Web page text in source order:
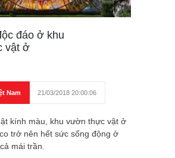
đáo ở khu
vật ở
Nam 21/03/2018 20:00:06
kính màu, khu vườn thực vật ở
trở nên hết sức sống động ở
mái trần.